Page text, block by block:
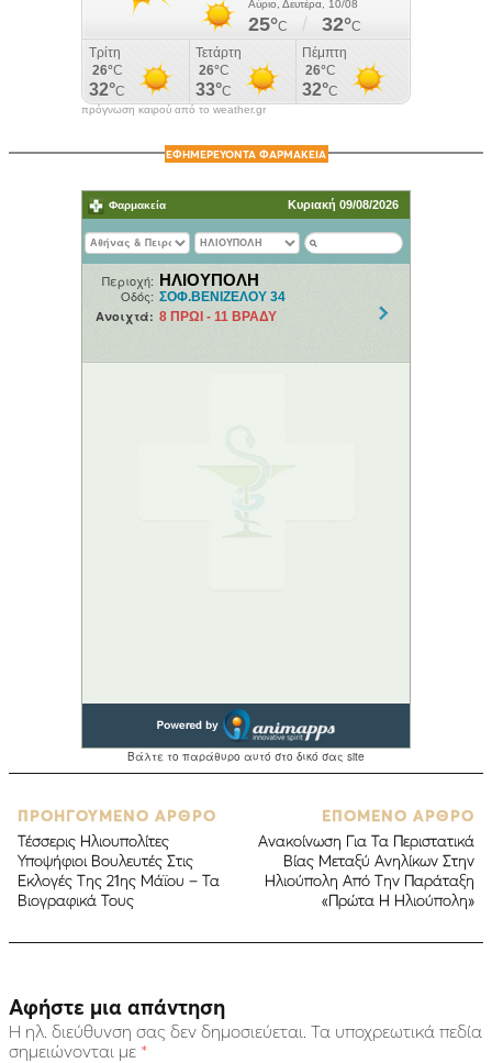
πρόγνωση καιρού από το weather.gr
ΕΦΗΜΕΡΕΥΟΝΤΑ ΦΑΡΜΑΚΕΙΑ
ΠΡΟΗΓΟΥΜΕΝΟ ΑΡΘΡΟ
Τέσσερις Ηλιουπολίτες
Υποψήφιοι Βουλευτές Στις
Εκλογές Της 21ης Μάϊου – Τα
Βιογραφικά Τους
ΕΠΟΜΕΝΟ ΑΡΘΡΟ
Ανακοίνωση Για Τα Περιστατικά
Βίας Μεταξύ Ανηλίκων Στην
Ηλιούπολη Από Την Παράταξη
«Πρώτα Η Ηλιούπολη»
Αφήστε μια απάντηση
Η ηλ. διεύθυνση σας δεν δημοσιεύεται. Τα υποχρεωτικά πεδία
σημειώνονται με *